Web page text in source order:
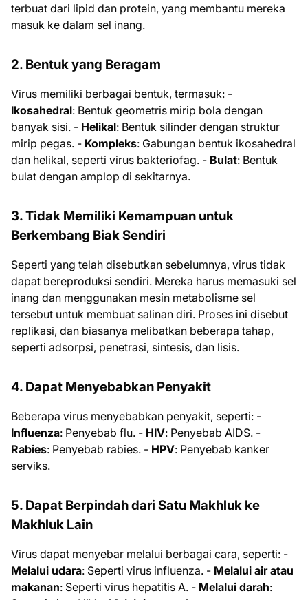
terbuat dari lipid dan protein, yang membantu mereka
masuk ke dalam sel inang.
2. Bentuk yang Beragam
Virus memiliki berbagai bentuk, termasuk: -
Ikosahedral: Bentuk geometris mirip bola dengan
banyak sisi. - Helikal: Bentuk silinder dengan struktur
mirip pegas. - Kompleks: Gabungan bentuk ikosahedral
dan helikal, seperti virus bakteriofag. - Bulat: Bentuk
bulat dengan amplop di sekitarnya.
3. Tidak Memiliki Kemampuan untuk
Berkembang Biak Sendiri
Seperti yang telah disebutkan sebelumnya, virus tidak
dapat bereproduksi sendiri. Mereka harus memasuki sel
inang dan menggunakan mesin metabolisme sel
tersebut untuk membuat salinan diri. Proses ini disebut
replikasi, dan biasanya melibatkan beberapa tahap,
seperti adsorpsi, penetrasi, sintesis, dan lisis.
4. Dapat Menyebabkan Penyakit
Beberapa virus menyebabkan penyakit, seperti: -
Influenza: Penyebab flu. - HIV: Penyebab AIDS. -
Rabies: Penyebab rabies. - HPV: Penyebab kanker
serviks.
5. Dapat Berpindah dari Satu Makhluk ke
Makhluk Lain
Virus dapat menyebar melalui berbagai cara, seperti: -
Melalui udara: Seperti virus influenza. - Melalui air atau
makanan: Seperti virus hepatitis A. - Melalui darah: